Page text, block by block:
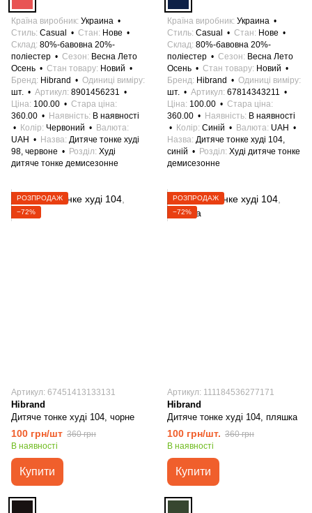
Країна виробник Украина
Стиль Casual Стан Нове
Склад 80%-бавовна 20%-
поліестер
Сезон Весна Лето
Осень
Стан товару Новий
Бренд Hibrand
Одиниці виміру
шт.
Артикул 8901456231
Ціна 100.00
Стара ціна
360.00
Наявність В наявності
Колір Червоний
Валюта
UAH
Назва Дитяче тонке худі
98, червоне
Розділ Худі
дитяче тонке демисезонне
Країна виробник Украина
Стиль Casual Стан Нове
Склад 80%-бавовна 20%-
поліестер
Сезон Весна Лето
Осень
Стан товару Новий
Бренд Hibrand
Одиниці виміру
шт.
Артикул 67814343211
Ціна 100.00
Стара ціна
360.00
Наявність В наявності
Колір Синій Валюта UAH
Назва Дитяче тонке худі 104,
синій
Розділ Худі дитяче тонке
демисезонне
РОЗПРОДАЖ
−72%
Артикул: 67451413133131
Hibrand
Дитяче тонке худі 104, чорне
100 грн/шт 360 грн
В наявності
Купити
РОЗПРОДАЖ
−72%
Артикул: 111184536277171
Hibrand
Дитяче тонке худі 104, пляшка
100 грн/шт. 360 грн
В наявності
Купити